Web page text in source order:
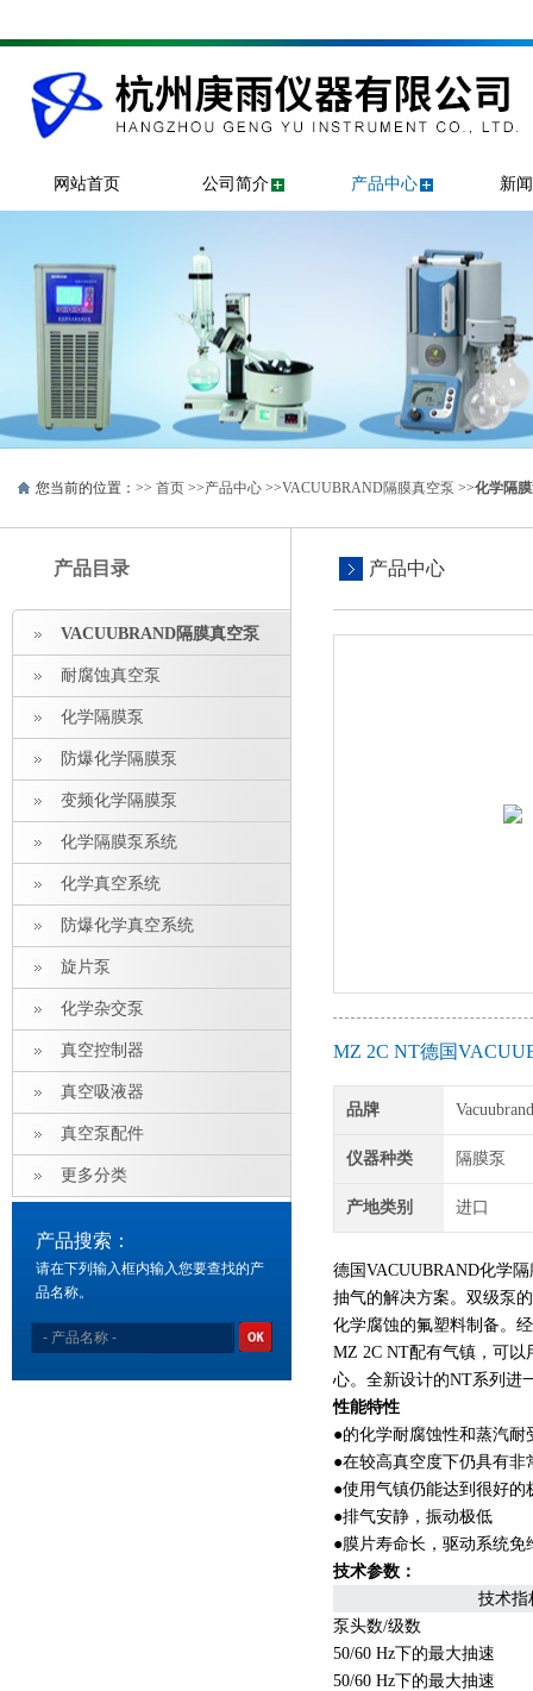
网站首页 公司简介 产品中心 新
您当前的位置：>> 首页 >>产品中心 >>VACUUBRAND隔膜真空泵 >>化学隔
产品目录
VACUUBRAND隔膜真空泵
耐腐蚀真空泵
化学隔膜泵
防爆化学隔膜泵
变频化学隔膜泵
化学隔膜泵系统
化学真空系统
防爆化学真空系统
旋片泵
化学杂交泵
真空控制器
真空吸液器
真空泵配件
更多分类
产品搜索：
请在下列输入框内输入您要查找的产
品名称。
产品中心
MZ 2C NT德国
品牌
仪器种类 隔膜泵
产地类别 进口
德国VACUUBRAND化学
抽气的解决方案。双级泵
化学腐蚀的氟塑料制备。
MZ 2C NT配有气镇，可以
心。全新设计的NT系列进
性能特性
●的化学耐腐蚀性和蒸汽耐
​●在较高真空度下仍具有非
●使用气镇仍能达到很好的
●排气安静，振动极低
●膜片寿命长，驱动系统免
技术参数：
技术指
泵头数/级数
50/60 Hz下的最大抽速
50/60 Hz下的最大抽速